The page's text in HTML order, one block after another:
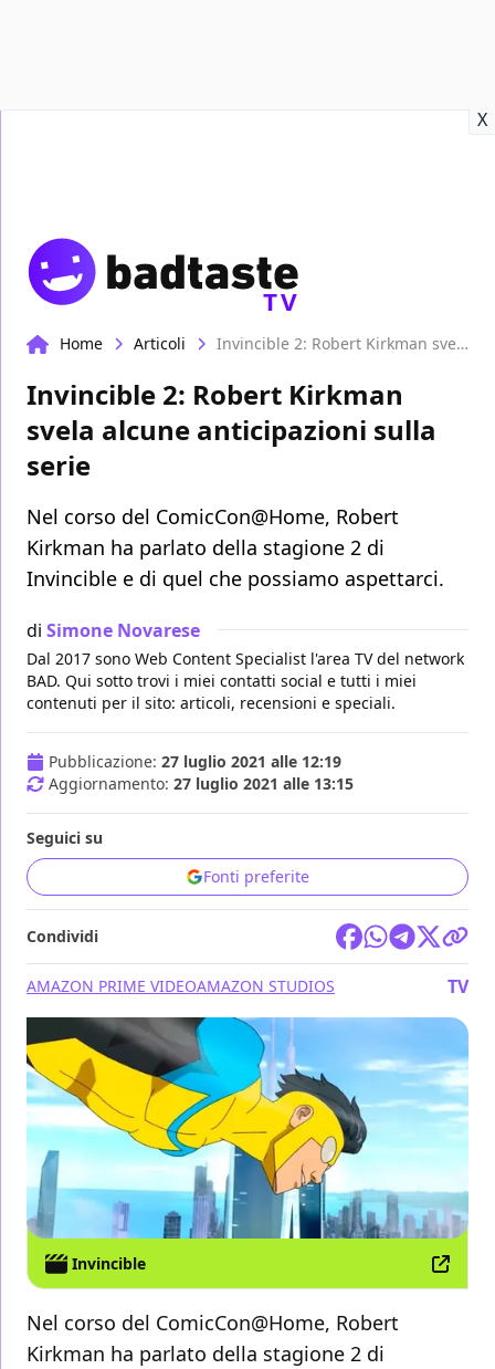
X
TV
Home Articoli Invincible 2: Robert Kirkman svela alcune anticipazioni sulla serie
Invincible 2: Robert Kirkman
svela alcune anticipazioni sulla
serie
Nel corso del ComicCon@Home, Robert
Kirkman ha parlato della stagione 2 di
Invincible e di quel che possiamo aspettarci.
di Simone Novarese
Dal 2017 sono Web Content Specialist l'area TV del network
BAD. Qui sotto trovi i miei contatti social e tutti i miei
contenuti per il sito: articoli, recensioni e speciali.
Pubblicazione: 27 luglio 2021 alle 12:19
Aggiornamento: 27 luglio 2021 alle 13:15
Seguici su
Fonti preferite
Condividi
AMAZON PRIME VIDEOAMAZON STUDIOS TV
Invincible
Nel corso del ComicCon@Home, Robert
Kirkman ha parlato della stagione 2 di